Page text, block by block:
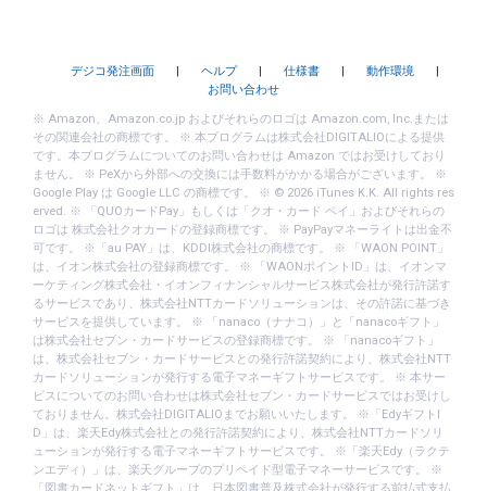
デジコ発注画面 ヘルプ 仕様書 動作環境
お問い合わせ
※ Amazon、Amazon.co.jp およびそれらのロゴは Amazon.com, Inc.または
その関連会社の商標です。 ※ 本プログラムは株式会社DIGITALIOによる提供
です。本プログラムについてのお問い合わせは Amazon ではお受けしており
ません。 ※ PeXから外部への交換には手数料がかかる場合がございます。 ※
Google Play は Google LLC の商標です。 ※ © 2026 iTunes K.K. All rights res
erved. ※ 「QUOカードPay」もしくは「クオ・カード ペイ」およびそれらの
ロゴは 株式会社クオカードの登録商標です。 ※ PayPayマネーライトは出金不
可です。 ※「au PAY」は、KDDI株式会社の商標です。 ※ 「WAON POINT」
は、イオン株式会社の登録商標です。 ※ 「WAONポイントID」は、イオンマ
ーケティング株式会社・イオンフィナンシャルサービス株式会社が発行許諾す
るサービスであり、株式会社NTTカードソリューションは、その許諾に基づき
サービスを提供しています。 ※ 「nanaco（ナナコ）」と「nanacoギフト」
は株式会社セブン・カードサービスの登録商標です。 ※ 「nanacoギフト」
は、株式会社セブン・カードサービスとの発行許諾契約により、株式会社NTT
カードソリューションが発行する電子マネーギフトサービスです。 ※ 本サー
ビスについてのお問い合わせは株式会社セブン・カードサービスではお受けし
ておりません。株式会社DIGITALIOまでお願いいたします。 ※「EdyギフトI
D」は、楽天Edy株式会社との発行許諾契約により、株式会社NTTカードソリ
ューションが発行する電子マネーギフトサービスです。 ※「楽天Edy（ラクテ
ンエディ）」は、楽天グループのプリペイド型電子マネーサービスです。 ※